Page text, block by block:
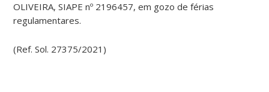
OLIVEIRA, SIAPE nº 2196457, em gozo de férias
regulamentares.
(Ref. Sol. 27375/2021)